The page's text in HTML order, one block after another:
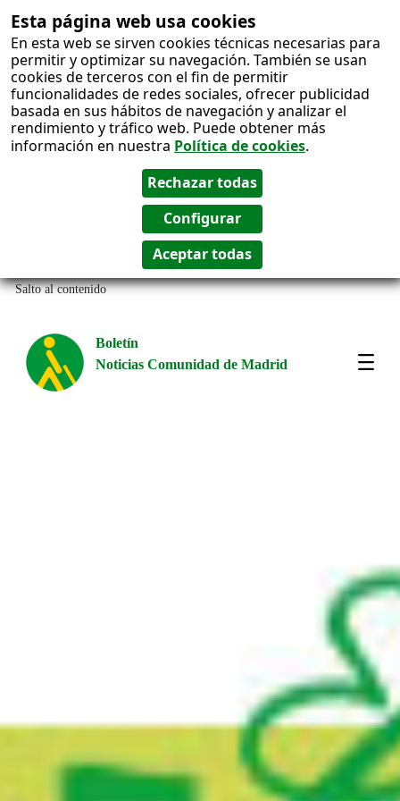
Esta página web usa cookies
En esta web se sirven cookies técnicas necesarias para
permitir y optimizar su navegación. También se usan
cookies de terceros con el fin de permitir
funcionalidades de redes sociales, ofrecer publicidad
basada en sus hábitos de navegación y analizar el
rendimiento y tráfico web. Puede obtener más
información en nuestra Política de cookies.
Salto al contenido
Boletín
Noticias Comunidad de Madrid